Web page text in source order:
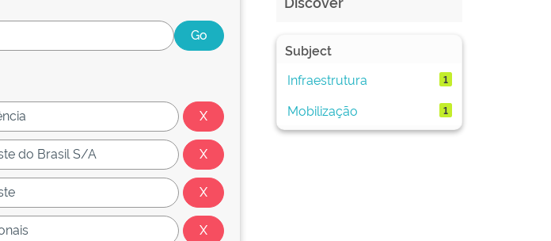
Subject
Infraestrutura
1
Mobilização 1